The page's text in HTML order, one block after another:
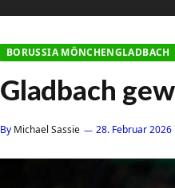
BORUSSIA MÖNCHENGLADBACH
Gladbach
By Michael Sassie 28. Februar 2026